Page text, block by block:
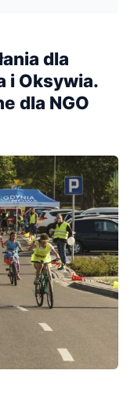
dla
i Oksywia.
dla NGO